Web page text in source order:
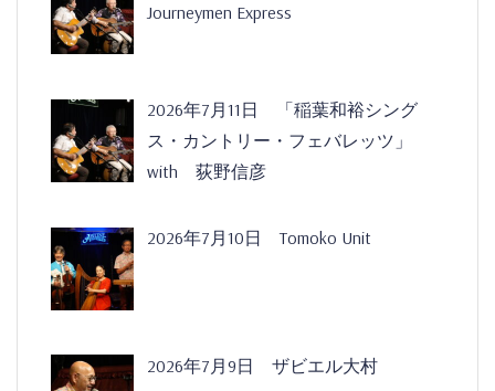
Journeymen Express
2026年7月11日 「稲葉和裕シング
ス・カントリー・フェバレッツ」
with 荻野信彦
2026年7月10日 Tomoko Unit
2026年7月9日 ザビエル大村